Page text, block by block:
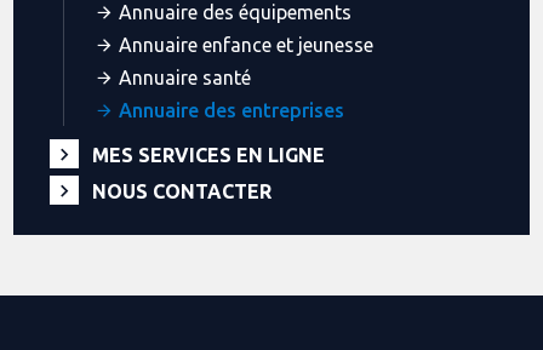
Annuaire des équipements
Annuaire enfance et jeunesse
Annuaire santé
Annuaire des entreprises
MES SERVICES EN LIGNE
NOUS CONTACTER